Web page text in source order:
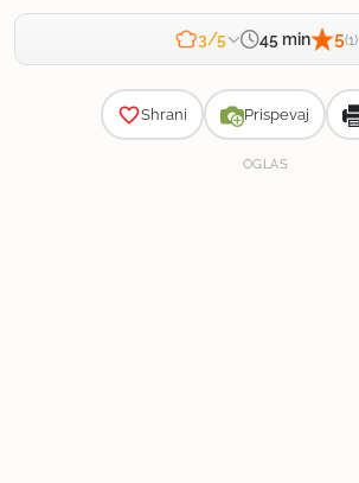
3/5 45 min 5(1)
Shrani Prispevaj
OGLAS